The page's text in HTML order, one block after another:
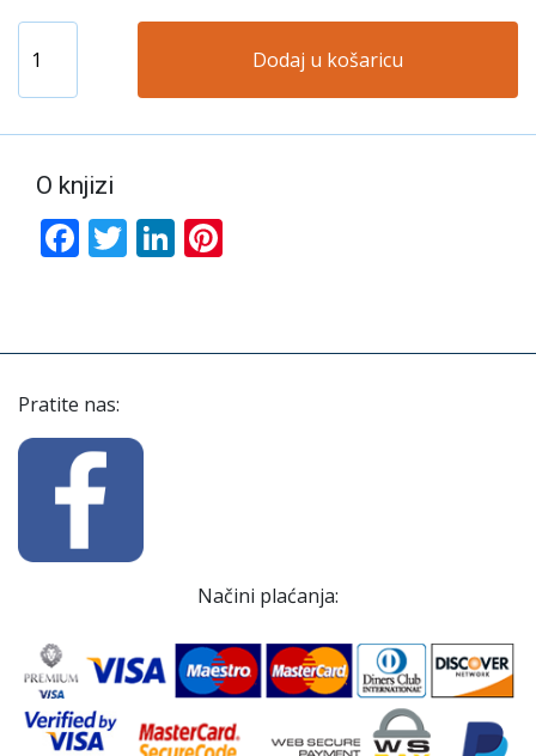
Dodaj u košaricu
O knjizi
Facebook
TwitterLinkedIn
Pratite nas:
Načini plaćanja: